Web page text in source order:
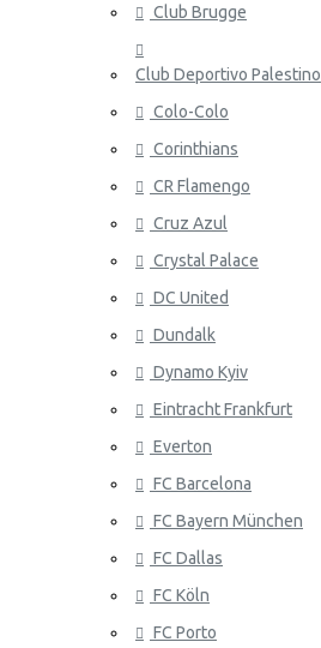
Panama
Portugali
Qatar
Venäjä
Saudi-Arabia
Senegal
Serbia
Slovakia
Club Brugge
Club Deportivo Palestino
Colo-Colo
Corinthians
CR Flamengo
Cruz Azul
Crystal Palace
DC United
Dundalk
Dynamo Kyiv
Eintracht Frankfurt
Everton
FC Barcelona
FC Bayern München
FC Dallas
FC Köln
FC Porto